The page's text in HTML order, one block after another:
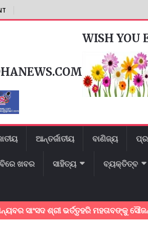
WISH YOU
ଆନ୍ତର୍ଜାତୀୟ ବାଣିଜ୍ୟ
ଖବର ସାହିତ୍ୟ ବ୍ୟକ୍ତିତ୍ବ
ଶ୍ରୀ ଭର୍ତ୍ତୃହରି ମହତାବଙ୍କୁ ସୌଜନ୍ୟ